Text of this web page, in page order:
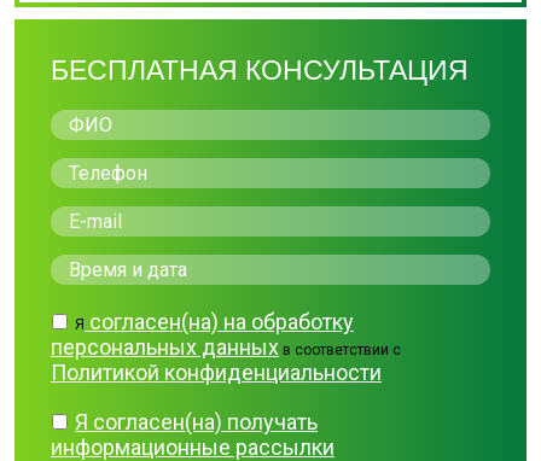
БЕСПЛАТНАЯ КОНСУЛЬТАЦИЯ
Я согласен(на) на обработку
персональных данных в соответствии с
Политикой конфиденциальности
Я согласен(на) получать
информационные рассылки